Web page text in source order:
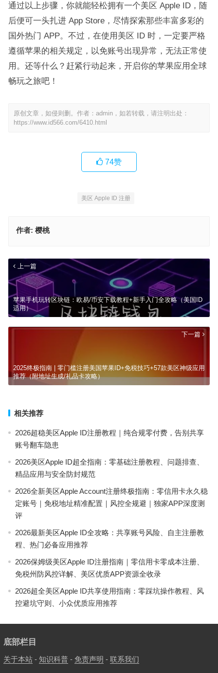
通过以上步骤，你就能轻松拥有一个美区 Apple ID，随
后便可一头扎进 App Store，尽情探索那些丰富多彩的
国外热门 APP。不过，在使用美区 ID 时，一定要严格
遵循苹果的相关规定，以免账号出现异常，无法正常使
用。还等什么？赶紧行动起来，开启你的苹果应用全球
畅玩之旅吧！
原创文章，如侵则删。作者：admin，如若转载，请注明出处：
https://www.id566.com/6410.html
74赞
美区 Apple ID 注册
作者: 樱桃
上一篇
苹果手机玩转区块链：欧易/币安下载教程+新手入门全攻略（美国ID
适用）
下一篇
2025终极指南 | 零门槛注册美国苹果ID+免税技巧+57款美区神级应用
推荐（附地址生成/礼品卡攻略）
相关推荐
2026超稳美区Apple ID注册教程｜纯合规零付费，告别共享
账号翻车隐患
2026美区Apple ID超全指南：零基础注册教程、问题排查、
精品应用与安全防封规范
2026全新美区Apple Account注册终极指南：零信用卡永久稳
定账号｜免税地址精准配置｜风控全规避｜独家APP深度测
评
2026最新美区Apple ID全攻略：共享账号风险、自主注册教
程、热门必备应用推荐
2026保姆级美区Apple ID注册指南｜零信用卡零成本注册、
免税州防风控详解、美区优质APP资源全收录
2026超全美区Apple ID共享使用指南：零踩坑操作教程、风
控避坑守则、小众优质应用推荐
底部栏目
关于本站- 知识科普- 免责声明 - 联系我们